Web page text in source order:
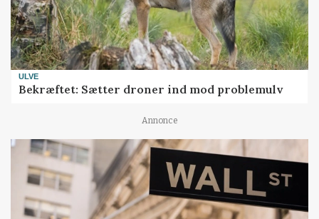
ULVE
Bekræftet: Sætter droner ind mod problemulv
Annonce